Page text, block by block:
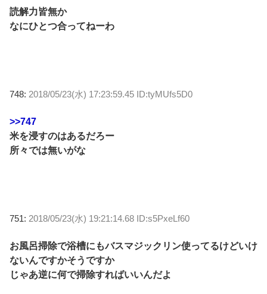
読解力皆無か
なにひとつ合ってねーわ
748: 2018/05/23(水) 17:23:59.45 ID:tyMUfs5D0
>>747
米を浸すのはあるだろー
所々では無いがな
751: 2018/05/23(水) 19:21:14.68 ID:s5PxeLf60
お風呂掃除で浴槽にもバスマジックリン使ってるけどいけ
ないんですかそうですか
じゃあ逆に何で掃除すればいいんだよ